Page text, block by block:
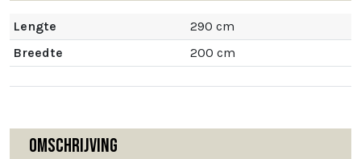
Lengte
290 cm
Breedte
200 cm
Omschrijving